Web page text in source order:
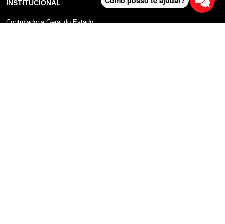
INSTITUCIONAL
Controladoria Geral do Estado